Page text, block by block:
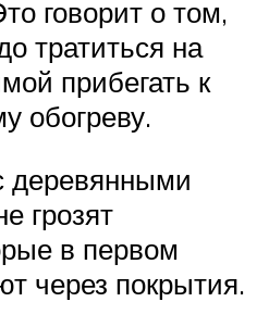
говорит о том,
тратиться на
прибегать к
обогреву.
деревянными
грозят
в первом
через покрытия.